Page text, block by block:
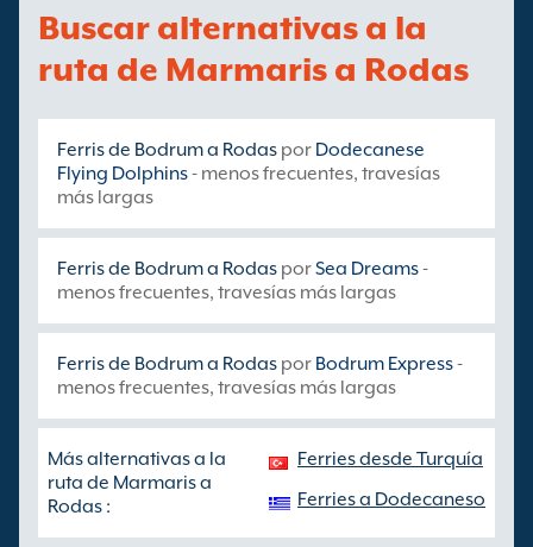
Buscar alternativas a la
ruta de Marmaris a Rodas
Ferris de Bodrum a Rodas por Dodecanese
Flying Dolphins- menos frecuentes, travesías
más largas
Ferris de Bodrum a Rodas porSea Dreams-
menos frecuentes, travesías más largas
Ferris de Bodrum a Rodas por Bodrum Express-
menos frecuentes, travesías más largas
Más alternativas a la
ruta de Marmaris a
Rodas :
Ferries desde Turquía
Ferries a Dodecaneso